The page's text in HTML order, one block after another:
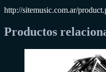
http://sitemusic.com.ar/
Productos